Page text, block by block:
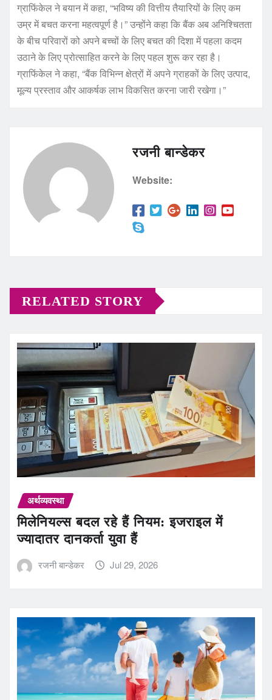
ग्राफिंकेल ने बयान में कहा, “भविष्य की वित्तीय तैयारियों के लिए कम
उम्र में बचत करना महत्वपूर्ण है।” उन्होंने कहा कि बैंक अब अनिश्चितता
के बीच परिवारों को अपने बच्चों के लिए बचत की दिशा में पहला कदम
उठाने के लिए प्रोत्साहित करने के लिए पहल शुरू कर रहा है।
ग्राफिंकेल ने कहा, “बैंक विभिन्न क्षेत्रों में अपने ग्राहकों के लिए उत्पाद,
मूल्य प्रस्ताव और आकर्षक लाभ विकसित करना जारी रखेगा।”
रजनी बान्डेकर
Website:
RELATED STORY
अर्थव्यवस्था
मिलेनियल्स बदल रहे हैं नियम: इजराइल में
ज्यादातर दानकर्ता युवा हैं
रजनी बान्डेकर Jul 29, 2026